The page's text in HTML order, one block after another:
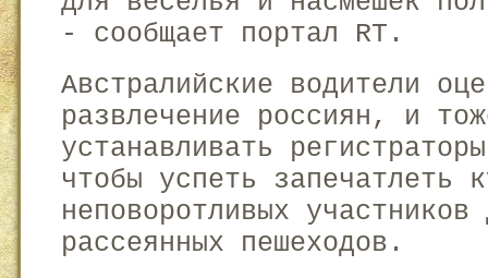
- сообщает портал RT.
Австралийские водители
развлечение россиян, и
устанавливать
чтобы успеть запечатлеть
неповоротливых
рассеянных пешеходов.